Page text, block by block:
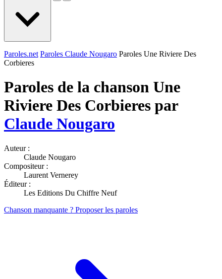
Paroles.net Paroles Claude Nougaro Paroles Une Riviere Des
Corbieres
Paroles de la chanson Une
Riviere Des Corbieres par
Claude Nougaro
Auteur :
Claude Nougaro
Compositeur :
Laurent Vernerey
Éditeur :
Les Editions Du Chiffre Neuf
Chanson manquante ? Proposer les paroles